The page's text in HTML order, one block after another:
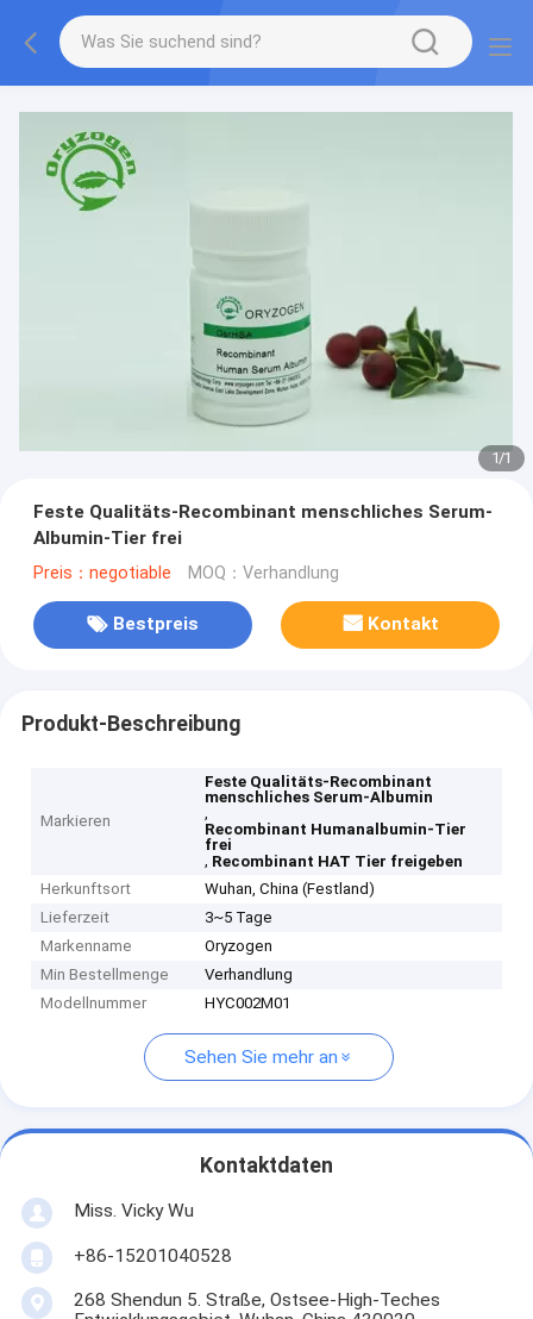
1/1
Feste Qualitäts-Recombinant menschliches Serum-
Albumin-Tier frei
Preis：negotiable MOQ：Verhandlung
Bestpreis Kontakt
Produkt-Beschreibung
Markieren
Feste Qualitäts-Recombinant
menschliches Serum-Albumin
,
Recombinant Humanalbumin-Tier
frei
, Recombinant HAT Tier freigeben
Herkunftsort
Wuhan, China (Festland)
Lieferzeit
3~5 Tage
Markenname
Oryzogen
Min Bestellmenge
Verhandlung
Modellnummer
HYC002M01
Sehen Sie mehr an
Kontaktdaten
Miss. Vicky Wu
+86-15201040528
268 Shendun 5. Straße, Ostsee-High-Teches